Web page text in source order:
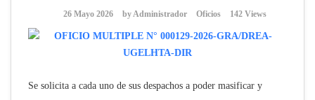
26 Mayo 2026 by Administrador Oficios 142 Views
Se solicita a cada uno de sus despachos a poder masificar y